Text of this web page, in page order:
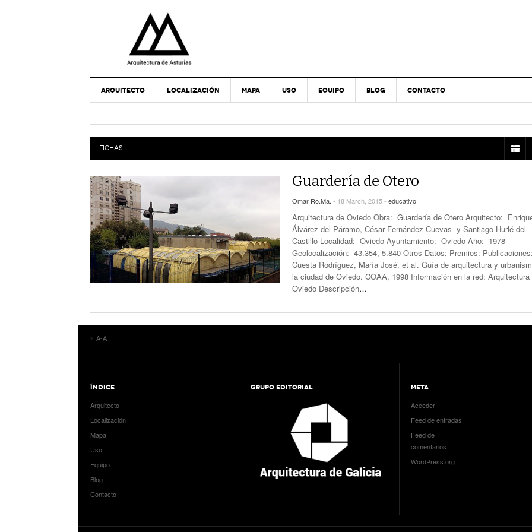
ARQUITECTO LOCALIZACIÓN MAPA USO EQUIPO BLOG CONTACTO
FICHAS
Guardería de Otero
Omar Ro.Ma. - 18 March, 2015 - educativo
Arquitectura de Oviedo Obra: Guardería de Otero Arquitecto:
Álvárez del Páramo, César Fernández Cuevas y Santiago Hurlé del
Castillo Localidad: Oviedo Ayuntamiento: Oviedo Año: 1978
Geolocalización: 43.354,-5.840 Otros Datos: Premios: Publicaciones:
Cuesta Rodríguez, María José, et al. Guía de arquitectura y
la ciudad de Oviedo. COAA, 1998 Información en la red: Arquitectura
Oviedo Descripción…
A-A
ÍNDICE
Arquitecto
Localización
Mapa
Uso
Equipo
Blog
Contacto
GRUPO EDITORIAL META
Acceder
Feed de entradas
Feed de
comentarios
WordPress.org